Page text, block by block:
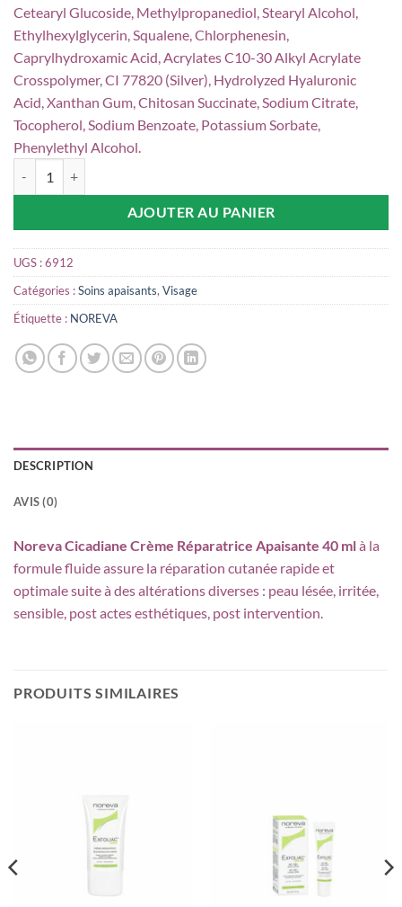
Cetearyl Glucoside, Methylpropanediol, Stearyl Alcohol,
Ethylhexylglycerin, Squalene, Chlorphenesin,
Caprylhydroxamic Acid, Acrylates C10-30 Alkyl Acrylate
Crosspolymer, CI 77820 (Silver), Hydrolyzed Hyaluronic
Acid, Xanthan Gum, Chitosan Succinate, Sodium Citrate,
Tocopherol, Sodium Benzoate, Potassium Sorbate,
Phenylethyl Alcohol.
AJOUTER AU PANIER
UGS :6912
Catégories :Soins apaisants,Visage
Étiquette : NOREVA
DESCRIPTION
AVIS (0)
Noreva Cicadiane Crème Réparatrice Apaisante 40 mlà la
formule fluide assure la réparation cutanée rapide et
optimale suite à des altérations diverses : peau lésée, irritée,
sensible, post actes esthétiques, post intervention.
PRODUITS SIMILAIRES